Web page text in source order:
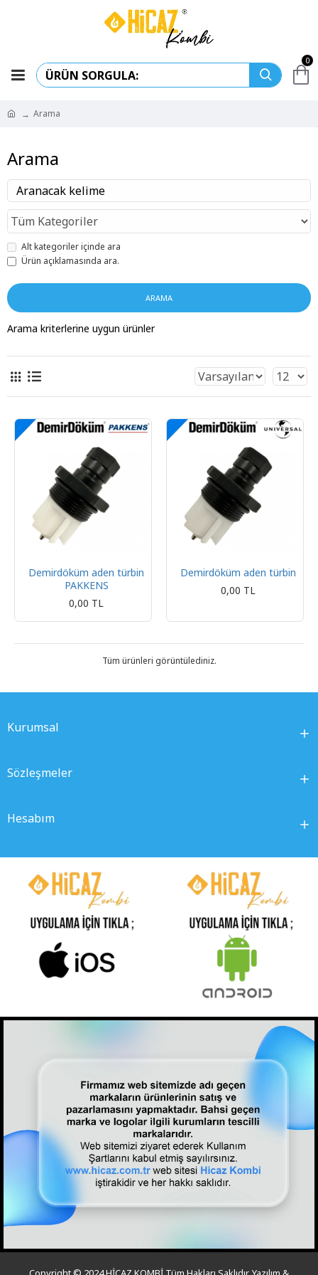
0
Arama
Arama
Alt kategoriler içinde ara
Ürün açıklamasında ara.
ARAMA
Arama kriterlerine uygun ürünler
Demirdöküm aden türbin
PAKKENS
0,00 TL
Demirdöküm aden türbin
0,00 TL
Tüm ürünleri görüntülediniz.
Kurumsal
Sözleşmeler
Hesabım